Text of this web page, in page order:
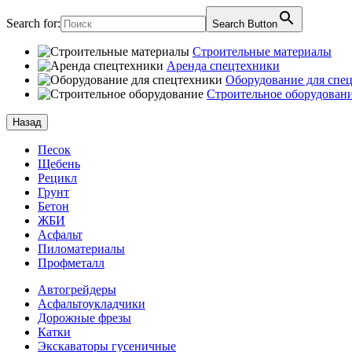
Search for: Search Button
Строительные материалы
Аренда спецтехники
Оборудование для
Строительное
Назад
Песок
Щебень
Рецикл
Грунт
Бетон
ЖБИ
Асфальт
Пиломатериалы
Профметалл
Автогрейдеры
Асфальто­укладчики
Дорожные фрезы
Катки
Экскаваторы гусеничные